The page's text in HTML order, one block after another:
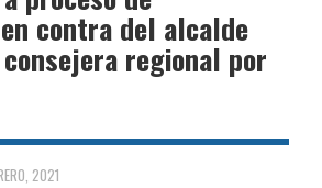
contra del alcalde
regional por
2021